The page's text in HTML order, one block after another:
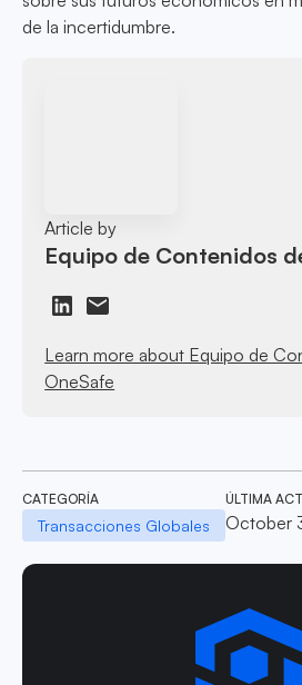
de la incertidumbre.
Article by
Equipo de Contenidos
Learn more about Equipo de
OneSafe
CATEGORÍA
Transacciones Globales
ÚLTIMA
October